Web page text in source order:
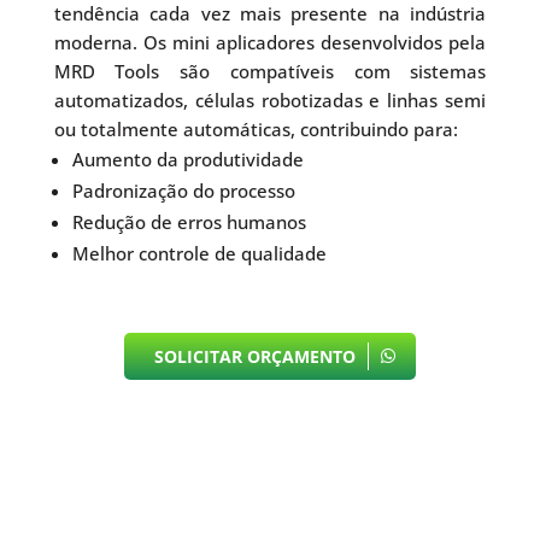
tendência cada vez mais presente na indústria
moderna. Os mini aplicadores desenvolvidos pela
MRD Tools são compatíveis com sistemas
automatizados, células robotizadas e linhas semi
ou totalmente automáticas, contribuindo para:
Aumento da produtividade
Padronização do processo
Redução de erros humanos
Melhor controle de qualidade
SOLICITAR ORÇAMENTO